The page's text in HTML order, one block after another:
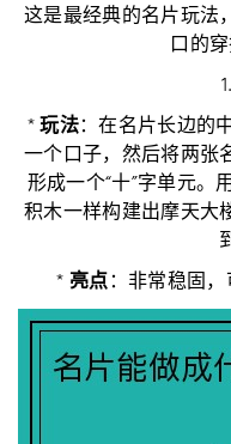
这是最经典的名片玩法
口的
*玩法：在名片长边的
一个口子，然后将两张
形成一个“十”字单元
积木一样构建出摩天大
* 亮点：非常稳固